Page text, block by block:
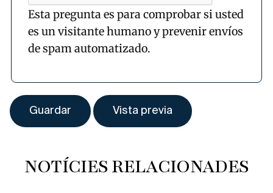
Esta pregunta es para comprobar si usted
es un visitante humano y prevenir envíos
de spam automatizado.
NOTÍCIES RELACIONADES